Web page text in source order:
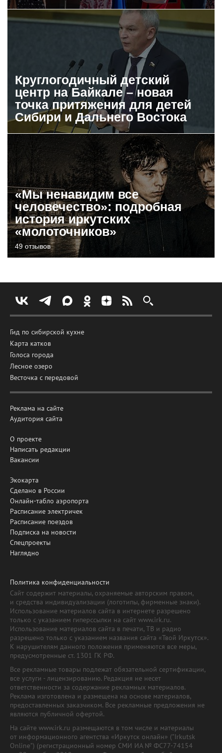
Круглогодичный детский
центр на Байкале – новая
точка притяжения для детей
Сибири и Дальнего Востока
«Мы ненавидим все
человечество»: подробная
история иркутских
«молоточников»
49 отзывов
Гид по сибирской кухне
Карта катков
Голоса города
Лесное озеро
Весточка с передовой
Реклама на сайте
Аудитория сайта
О проекте
Написать редакции
Вакансии
Экокарта
Сделано в России
Онлайн-табло аэропорта
Расписание электричек
Расписание поездов
Подписка на новости
Спецпроекты
Наглядно
Политика конфиденциальности
Сайт содержит материалы, охраняемые авторским правом,
и средства индивидуализации (логотипы, фирменные знаки).
Использование материалов сайта в интернете разрешено
только с указанием гиперссылки на сайт www.irk.ru.
Использование материалов сайта в печати, ТВ и радио
разрешено только с указанием названия сайта «Твой Иркутск».
К нарушителям данного положения применяются все меры,
предусмотренные ст. 1301 ГК РФ.
Все рекламные товары подлежат обязательной сертификации,
все услуги - лицензированию. Редакция не несет
ответственности за содержание рекламных материалов.
Реклама изготовлена и размещена на основе материалов,
предоставленных заказчиком. Все рекламные предложения не
являются публичной офертой.
На сайте www.irk.ru размещаются в том числе и материалы
от информационного агентства «Иркутск онлайн» ("Irkutsk
Online") (регистрационный номер СМИ ИА № ФС77-74154